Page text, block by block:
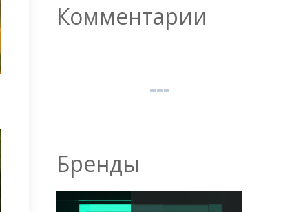
Комментарии
Бренды